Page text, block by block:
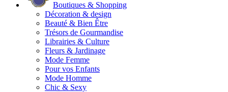
Boutiques & Shopping
Décoration & design
Beauté & Bien Être
Trésors de Gourmandise
Librairies & Culture
Fleurs & Jardinage
Mode Femme
Pour vos Enfants
Mode Homme
Chic & Sexy